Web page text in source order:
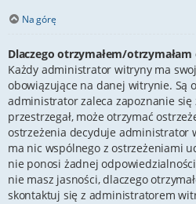
Na górę
Dlaczego otrzymałem/otrzymałam
Każdy administrator witryny ma
obowiązujące na danej witrynie. Są
administrator zaleca zapoznanie się
przestrzegał, może otrzymać
ostrzeżenia decyduje administrator
ma nic wspólnego z ostrzeżeniami
nie ponosi żadnej
nie masz jasności, dlaczego
skontaktuj się z administratorem